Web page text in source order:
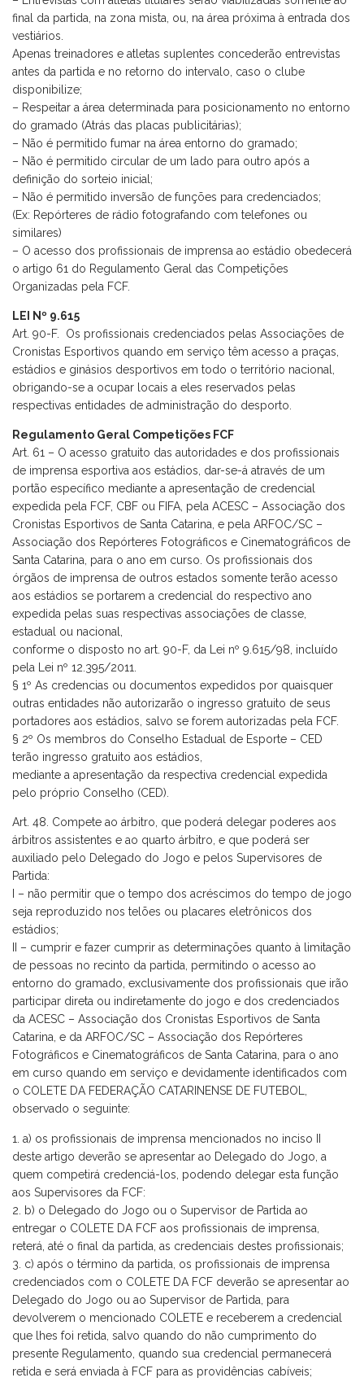
final da partida, na zona mista, ou, na área próxima à entrada dos
vestiários.
Apenas treinadores e atletas suplentes concederão entrevistas
antes da partida e no retorno do intervalo, caso o clube
disponibilize;
– Respeitar a área determinada para posicionamento no entorno
do gramado (Atrás das placas publicitárias);
– Não é permitido fumar na área entorno do gramado;
– Não é permitido circular de um lado para outro após a
definição do sorteio inicial;
– Não é permitido inversão de funções para credenciados;
(Ex: Repórteres de rádio fotografando com telefones ou
similares)
– O acesso dos profissionais de imprensa ao estádio obedecerá
o artigo 61 do Regulamento Geral das Competições
Organizadas pela FCF.
LEI Nº 9.615
Art. 90-F. Os profissionais credenciados pelas Associações de
Cronistas Esportivos quando em serviço têm acesso a praças,
estádios e ginásios desportivos em todo o território nacional,
obrigando-se a ocupar locais a eles reservados pelas
respectivas entidades de administração do desporto.
Regulamento Geral Competições FCF
Art. 61 – O acesso gratuito das autoridades e dos profissionais
de imprensa esportiva aos estádios, dar-se-á através de um
portão específico mediante a apresentação de credencial
expedida pela FCF, CBF ou FIFA, pela ACESC – Associação dos
Cronistas Esportivos de Santa Catarina, e pela ARFOC/SC –
Associação dos Repórteres Fotográficos e Cinematográficos de
Santa Catarina, para o ano em curso. Os profissionais dos
órgãos de imprensa de outros estados somente terão acesso
aos estádios se portarem a credencial do respectivo ano
expedida pelas suas respectivas associações de classe,
estadual ou nacional,
conforme o disposto no art. 90-F, da Lei nº 9.615/98, incluído
pela Lei nº 12.395/2011.
§ 1º As credencias ou documentos expedidos por quaisquer
outras entidades não autorizarão o ingresso gratuito de seus
portadores aos estádios, salvo se forem autorizadas pela FCF.
§ 2º Os membros do Conselho Estadual de Esporte – CED
terão ingresso gratuito aos estádios,
mediante a apresentação da respectiva credencial expedida
pelo próprio Conselho (CED).
Art. 48. Compete ao árbitro, que poderá delegar poderes aos
árbitros assistentes e ao quarto árbitro, e que poderá ser
auxiliado pelo Delegado do Jogo e pelos Supervisores de
Partida:
I – não permitir que o tempo dos acréscimos do tempo de jogo
seja reproduzido nos telões ou placares eletrônicos dos
estádios;
II – cumprir e fazer cumprir as determinações quanto à limitação
de pessoas no recinto da partida, permitindo o acesso ao
entorno do gramado, exclusivamente dos profissionais que irão
participar direta ou indiretamente do jogo e dos credenciados
da ACESC – Associação dos Cronistas Esportivos de Santa
Catarina, e da ARFOC/SC – Associação dos Repórteres
Fotográficos e Cinematográficos de Santa Catarina, para o ano
em curso quando em serviço e devidamente identificados com
o COLETE DA FEDERAÇÃO CATARINENSE DE FUTEBOL,
observado o seguinte:
a) os profissionais de imprensa mencionados no inciso II
deste artigo deverão se apresentar ao Delegado do Jogo, a
quem competirá credenciá-los, podendo delegar esta função
aos Supervisores da FCF:
b) o Delegado do Jogo ou o Supervisor de Partida ao
entregar o COLETE DA FCF aos profissionais de imprensa,
reterá, até o final da partida, as credenciais destes profissionais;
c) após o término da partida, os profissionais de imprensa
credenciados com o COLETE DA FCF deverão se apresentar ao
Delegado do Jogo ou ao Supervisor de Partida, para
devolverem o mencionado COLETE e receberem a credencial
que lhes foi retida, salvo quando do não cumprimento do
presente Regulamento, quando sua credencial permanecerá
retida e será enviada à FCF para as providências cabíveis;